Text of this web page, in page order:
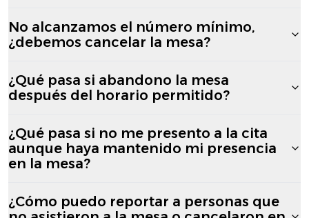
No alcanzamos el número mínimo,
¿debemos cancelar la mesa?
¿Qué pasa si abandono la mesa
después del horario permitido?
¿Qué pasa si no me presento a la cita
aunque haya mantenido mi presencia
en la mesa?
¿Cómo puedo reportar a personas que